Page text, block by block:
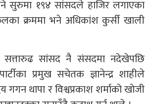
सुरुमा १९४ सांसदले हाजिर लगाएका
क्रममा भने अधिकांश कुर्सी खाली
सत्तारुढ सांसद नै संसदमा नदेखेपछि
पार्टीका प्रमुख सचेतक ज्ञानेन्द्र शाहीले
गगन थापा र विश्वप्रकाश शर्माको खोजी